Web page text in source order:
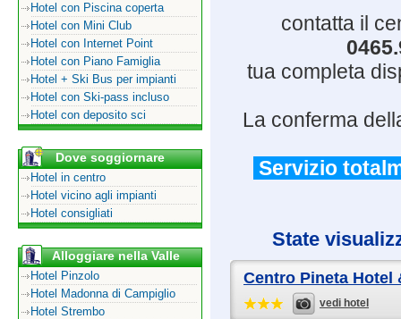
Hotel con Piscina coperta
Hotel con Mini Club
Hotel con Internet Point
Hotel con Piano Famiglia
Hotel + Ski Bus per impianti
Hotel con Ski-pass incluso
Hotel con deposito sci
Dove soggiornare
Hotel in centro
Hotel vicino agli impianti
Hotel consigliati
Alloggiare nella Valle
Hotel Pinzolo
Hotel Madonna di Campiglio
Hotel Strembo
contatta il
tua completa
La conferma
Servizio
State
Centro Pineta Hotel
vedi hotel